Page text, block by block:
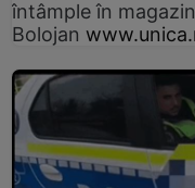
întâmple în
Bolojan